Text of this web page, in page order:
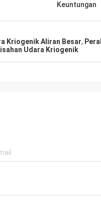
Keuntungan
Kriogenik Aliran Besar,
Udara Kriogenik